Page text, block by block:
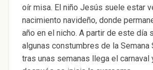
oír misa. El niño Jesús suele estar
nacimiento navideño, donde
año en el nicho. A partir de este día
algunas constumbres de la Semana
tras unas semanas llega el carnaval